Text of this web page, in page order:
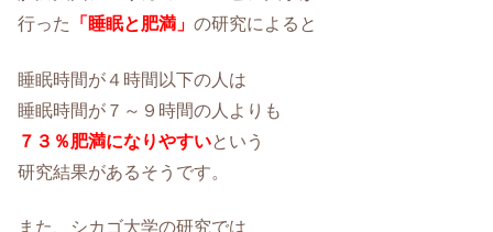
行った
「睡眠と肥満」 の研究によると
睡眠時間が４時間以下の人は
睡眠時間が７～９時間の人よりも
７３％肥満になりやすいという
研究結果があるそうです。
また、シカゴ大学の研究では